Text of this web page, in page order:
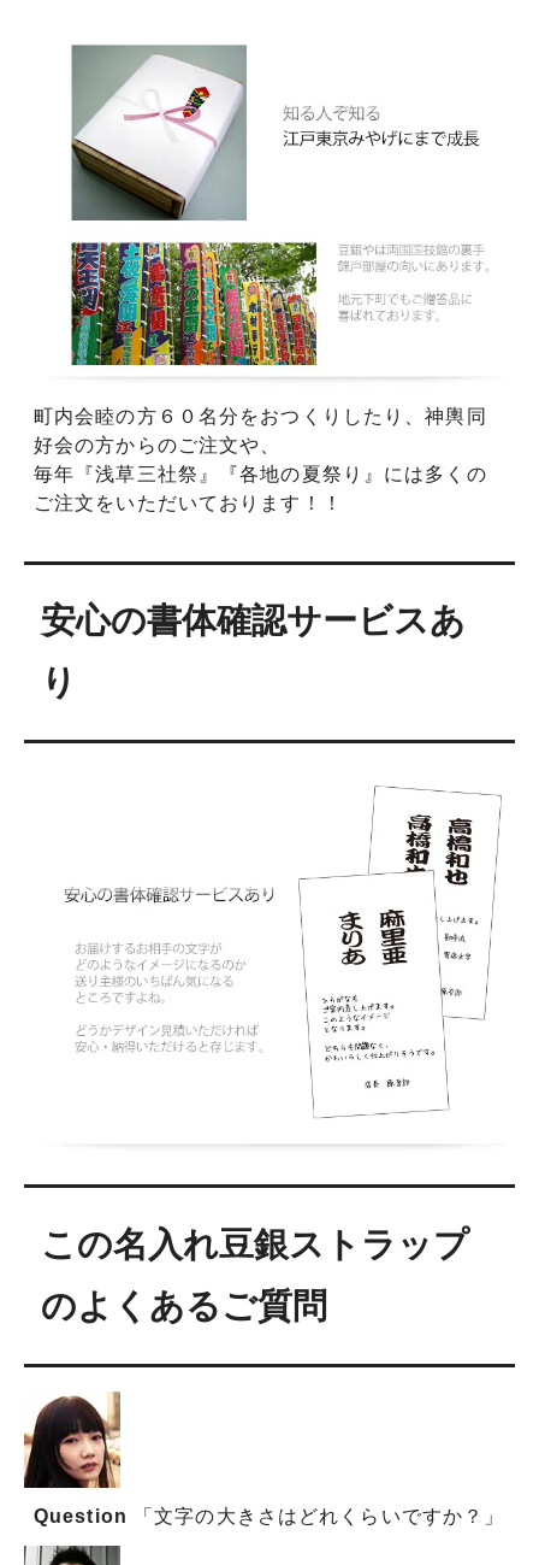
町内会睦の方６０名分をおつくりしたり、神輿同
好会の方からのご注文や、
毎年『浅草三社祭』『各地の夏祭り』には多くの
ご注文をいただいております！！
安心の書体確認サービスあ
り
この名入れ豆銀ストラップ
のよくあるご質問
Question 「文字の大きさはどれくらいですか？」